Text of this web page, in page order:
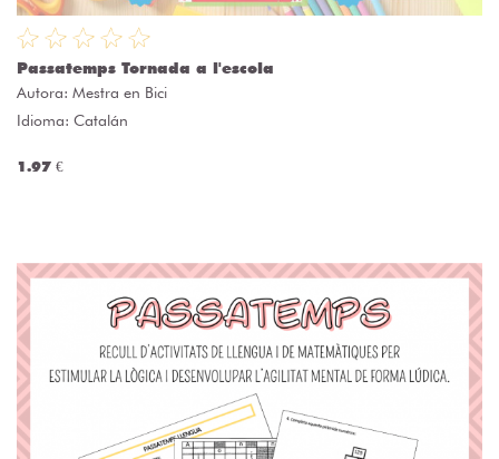
Passatemps Tornada a l'escola
Autora: Mestra en Bici
Idioma: Catalán
1.97 €